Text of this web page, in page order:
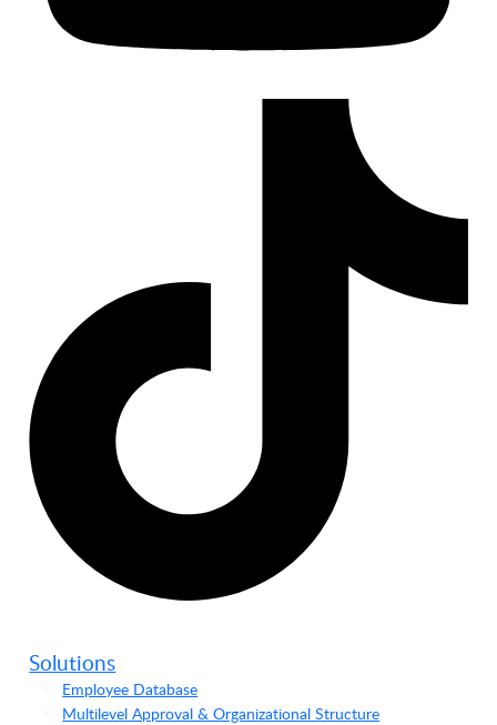
Solutions
Employee Database
Multilevel Approval & Organizational Structure